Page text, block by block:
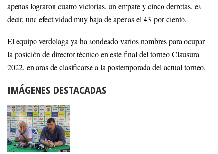
apenas lograron cuatro victorias, un empate y cinco derrotas, es
decir, una efectividad muy baja de apenas el 43 por ciento.
El equipo verdolaga ya ha sondeado varios nombres para ocupar
la posición de director técnico en este final del torneo Clausura
2022, en aras de clasificarse a la postemporada del actual torneo.
IMÁGENES DESTACADAS